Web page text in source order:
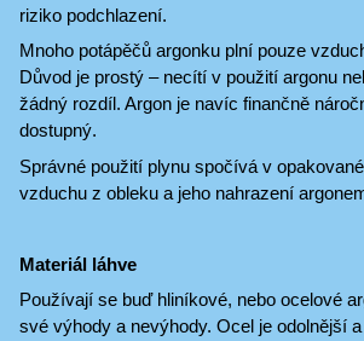
riziko podchlazení.
Mnoho potápěčů argonku plní pouze
Důvod je prostý ‒ necítí v použití argonu
žádný rozdíl. Argon je navíc finančně
dostupný.
Správné použití plynu spočívá v
vzduchu z obleku a jeho nahrazení
Materiál láhve
Používají se buď hliníkové, nebo ocelové
své výhody a nevýhody. Ocel je odolnější